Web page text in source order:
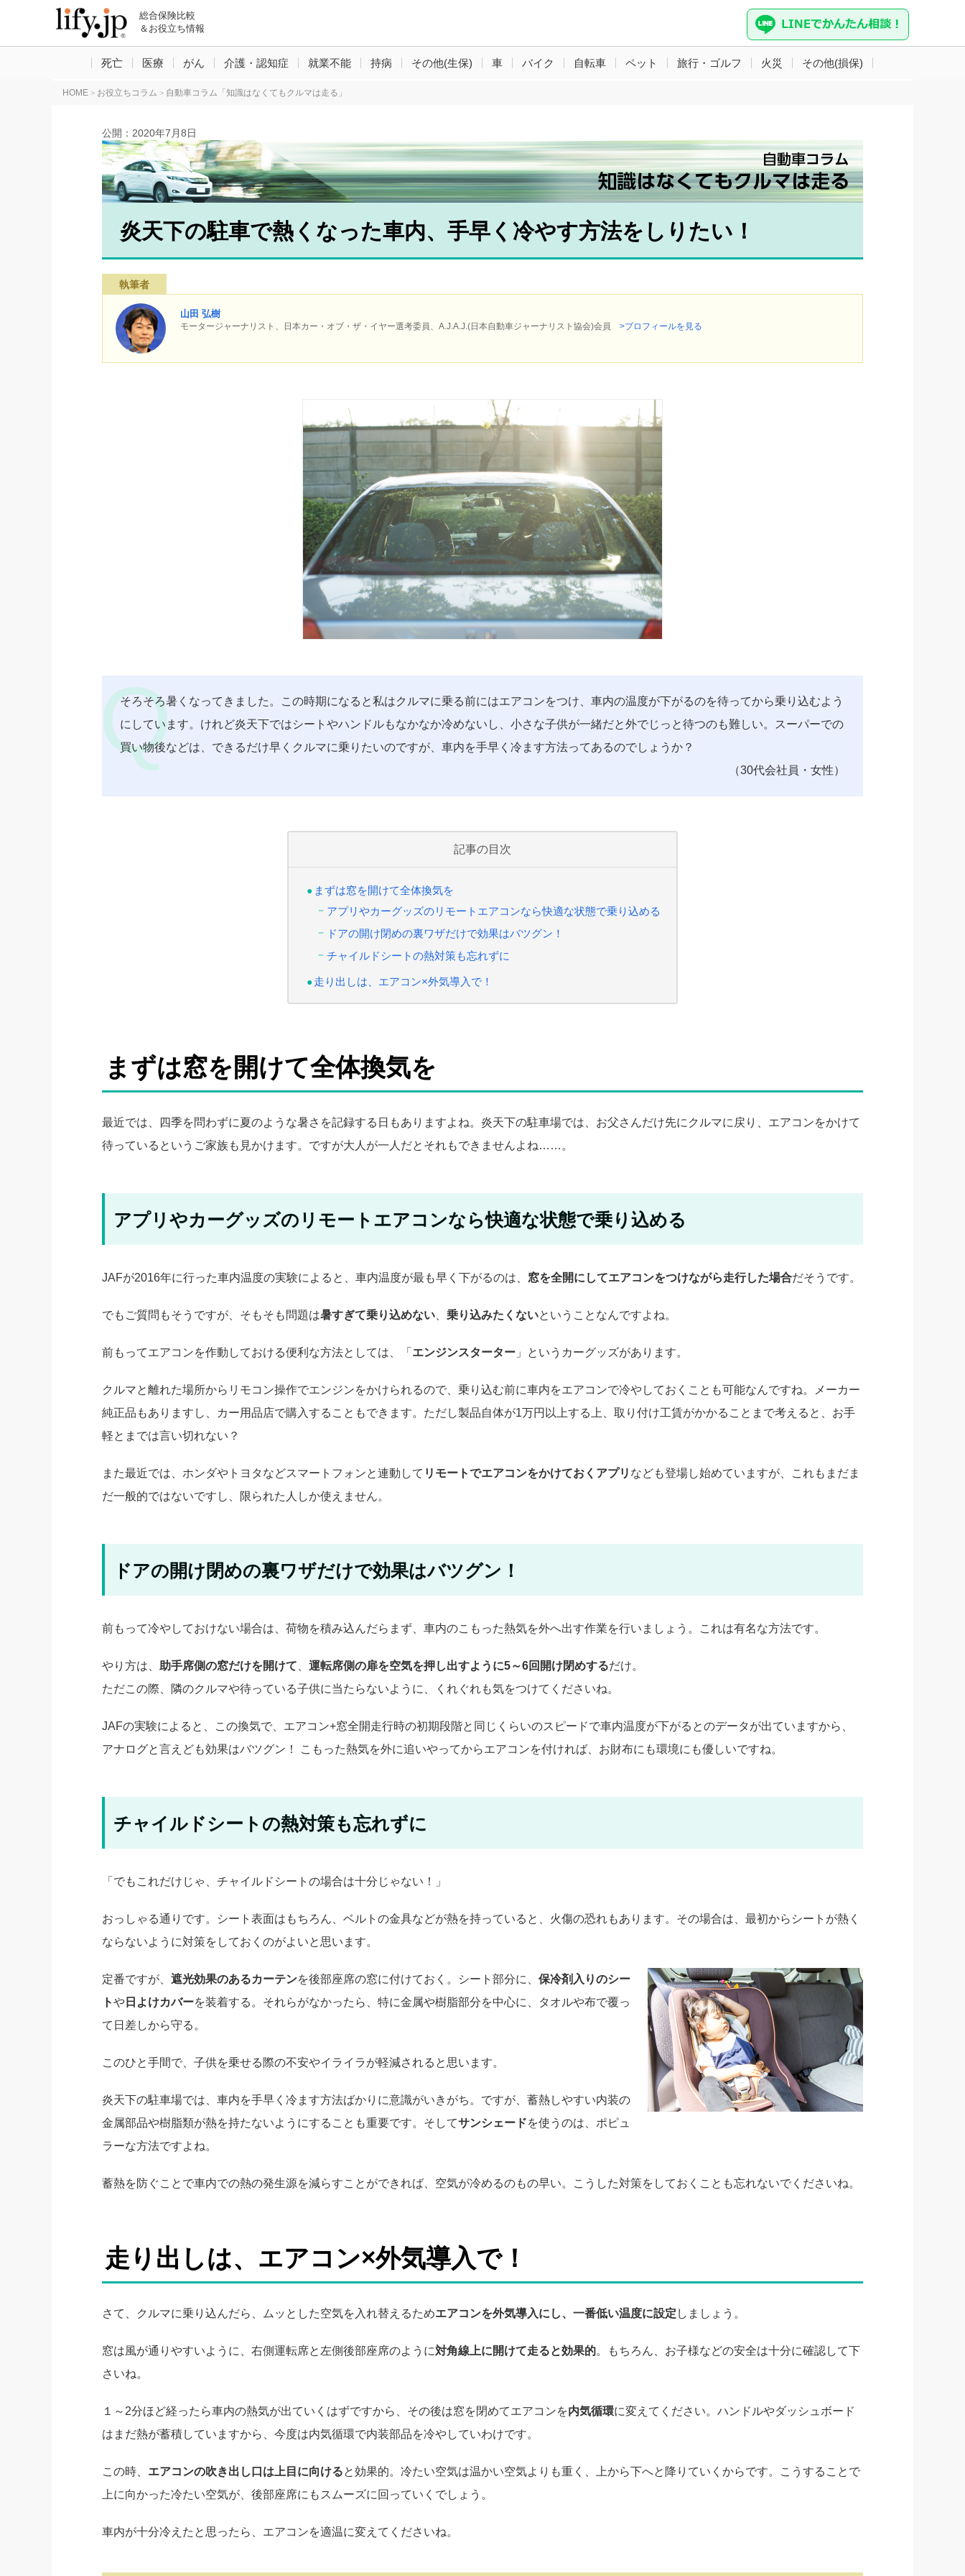
総合保険比較
＆お役立ち情報
死亡 医療 がん 介護・認知症 就業不能 持病 その他(生保) 車 バイク 自転車 ペット 旅行・ゴルフ 火災 その他(損保)
HOME > お役立ちコラム > 自動車コラム「知識はなくてもクルマは走る」
公開： 2020年7月8日
炎天下の駐車で熱くなった車内、手早く冷やす方法をしりたい！
執筆者
山田 弘樹
モータージャーナリスト、日本カー・オブ・ザ・イヤー選考委員、A.J.A.J.(日本自動車ジャーナリスト協会)会員 >プロフィールを見る
そろそろ暑くなってきました。この時期になると私はクルマに乗る前にはエアコンをつけ、車内の温度が下がるのを待ってから乗り込むよう
にしています。けれど炎天下ではシートやハンドルもなかなか冷めないし、小さな子供が一緒だと外でじっと待つのも難しい。スーパーでの
買い物後などは、できるだけ早くクルマに乗りたいのですが、車内を手早く冷ます方法ってあるのでしょうか？
（30代会社員・女性）
記事の目次
まずは窓を開けて全体換気を
アプリやカーグッズのリモートエアコンなら快適な状態で乗り込める
ドアの開け閉めの裏ワザだけで効果はバツグン！
チャイルドシートの熱対策も忘れずに
走り出しは、エアコン×外気導入で！
まずは窓を開けて全体換気を
最近では、四季を問わずに夏のような暑さを記録する日もありますよね。炎天下の駐車場では、お父さんだけ先にクルマに戻り、エアコンをかけて
待っているというご家族も見かけます。ですが大人が一人だとそれもできませんよね……。
アプリやカーグッズのリモートエアコンなら快適な状態で乗り込める
JAFが2016年に行った車内温度の実験によると、車内温度が最も早く下がるのは、 窓を全開にしてエアコンをつけながら走行した場合だそうです。
でもご質問もそうですが、そもそも問題は暑すぎて乗り込めない 乗り込みたくないということなんですよね。
前もってエアコンを作動しておける便利な方法としては、「 エンジンスターター 」というカーグッズがあります。
クルマと離れた場所からリモコン操作でエンジンをかけられるので、乗り込む前に車内をエアコンで冷やしておくことも可能なんですね。メーカー
純正品もありますし、カー用品店で購入することもできます。ただし製品自体が1万円以上する上、取り付け工賃がかかることまで考えると、お手
軽とまでは言い切れない？
また最近では、ホンダやトヨタなどスマートフォンと連動して リモートでエアコンをかけておくアプリ なども登場し始めていますが、これもまだま
だ一般的ではないですし、限られた人しか使えません。
ドアの開け閉めの裏ワザだけで効果はバツグン！
前もって冷やしておけない場合は、荷物を積み込んだらまず、車内のこもった熱気を外へ出す作業を行いましょう。これは有名な方法です。
やり方は、 助手席側の窓だけを開けて 運転席側の扉を空気を押し出すように5～6回開け閉めするだけ。
ただこの際、隣のクルマや待っている子供に当たらないように、くれぐれも気をつけてくださいね。
JAFの実験によると、この換気で、エアコン+窓全開走行時の初期段階と同じくらいのスピードで車内温度が下がるとのデータが出ていますから、
アナログと言えども効果はバツグン！ こもった熱気を外に追いやってからエアコンを付ければ、お財布にも環境にも優しいですね。
チャイルドシートの熱対策も忘れずに
「でもこれだけじゃ、チャイルドシートの場合は十分じゃない！」
おっしゃる通りです。シート表面はもちろん、ベルトの金具などが熱を持っていると、火傷の恐れもあります。その場合は、最初からシートが熱く
ならないように対策をしておくのがよいと思います。
定番ですが、 遮光効果のあるカーテンを後部座席の窓に付けておく。シート部分に、 保冷剤入りのシー
トや 日よけカバーを装着する。それらがなかったら、特に金属や樹脂部分を中心に、タオルや布で覆っ
て日差しから守る。
このひと手間で、子供を乗せる際の不安やイライラが軽減されると思います。
炎天下の駐車場では、車内を手早く冷ます方法ばかりに意識がいきがち。ですが、蓄熱しやすい内装の
金属部品や樹脂類が熱を持たないようにすることも重要です。 そしてサンシェードを使うのは、ポピュ
ラーな方法ですよね。
蓄熱を防ぐことで車内での熱の発生源を減らすことができれば、空気が冷めるのもの早い。こうした対策をしておくことも忘れないでくださいね。
走り出しは、エアコン×外気導入で！
さて、クルマに乗り込んだら、ムッとした空気を入れ替えるためエアコンを外気導入にし、一番低い温度に設定 しましょう。
窓は風が通りやすいように、右側運転席と左側後部座席のように対角線上に開けて走ると効果的。もちろん、お子様などの安全は十分に確認して下
さいね。
１～2分ほど経ったら車内の熱気が出ていくはずですから、その後は窓を閉めてエアコンを内気循環に変えてください。ハンドルやダッシュボード
はまだ熱が蓄積していますから、今度は内気循環で内装部品を冷やしていわけです。
この時、 エアコンの吹き出し口は上目に向けると効果的。冷たい空気は温かい空気よりも重く、上から下へと降りていくからです。こうすることで
上に向かった冷たい空気が、後部座席にもスムーズに回っていくでしょう。
車内が十分冷えたと思ったら、エアコンを適温に変えてくださいね。